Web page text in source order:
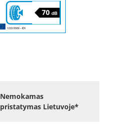
Nemokamas
pristatymas Lietuvoje*